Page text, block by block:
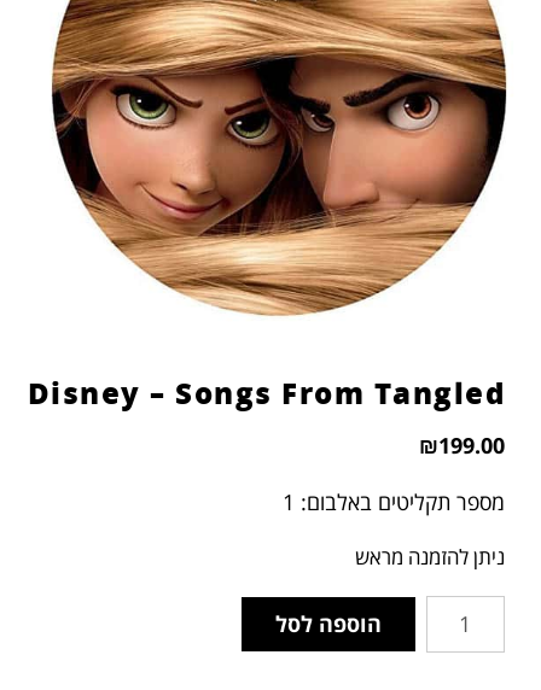
format_underlined הוסף קו תחתון לקישורים
font_download סמן קישורים
לאפס
את
כל
האפשרויות
cached
Disney – Songs From Tangled
₪199.00
מספר תקליטים באלבום: 1
ניתן להזמנה מראש
הוספה לסל